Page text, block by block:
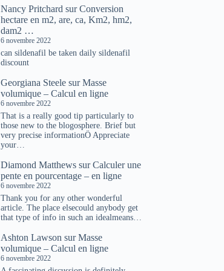
Nancy Pritchard surConversion
hectare en m2, are, ca, Km2, hm2,
dam2 …
6 novembre 2022
can sildenafil be taken daily sildenafil
discount
Georgiana Steele surMasse
volumique – Calcul en ligne
6 novembre 2022
That is a really good tip particularly to
those new to the blogosphere. Brief but
very precise informationÖ Appreciate
your…
Diamond Matthews surCalculer une
pente en pourcentage – en ligne
6 novembre 2022
Thank you for any other wonderful
article. The place elsecould anybody get
that type of info in such an idealmeans…
Ashton Lawson surMasse
volumique – Calcul en ligne
6 novembre 2022